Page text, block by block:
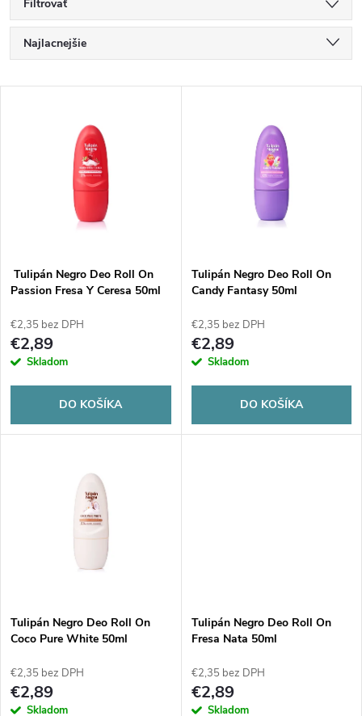
Filtrovať
R
a
e
p
r
d
o
v
Najlacnejšie
s
p
r
o
d
v
Tulipán Negro Deo Roll On
Passion Fresa Y Ceresa 50ml
€2,35 bez DPH
€2,89
Skladom
DO KOŠÍKA
Tulipán Negro Deo Roll On
Candy Fantasy 50ml
€2,35 bez DPH
€2,89
Skladom
DO KOŠÍKA
Tulipán Negro Deo Roll On
Coco Pure White 50ml
€2,35 bez DPH
€2,89
Skladom
Tulipán Negro Deo Roll On
Fresa Nata 50ml
€2,35 bez DPH
€2,89
Skladom